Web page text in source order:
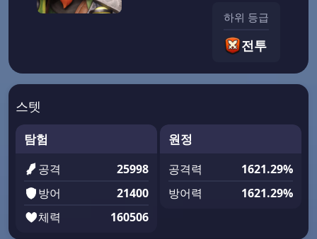
하위 등급
전투
스텟
탐험
공격
25998
방어
21400
체력
160506
원정
공격력
1621.29%
방어력
1621.29%